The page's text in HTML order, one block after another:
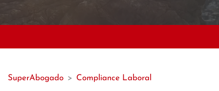
SuperAbogado > Compliance Laboral